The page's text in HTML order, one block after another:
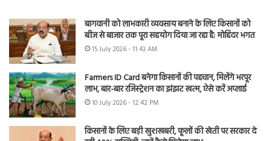
बागवानी को लाभकारी व्यवसाय बनाने के लिए किसानों को
बीज से बाजार तक पूरा सहयोग दिया जा रहा है: मोहिंदर भगत
15 July 2026 - 11:43 AM
Farmers ID Card बनेगा किसानों की पहचान, मिलेंगे भरपूर
लाभ, बार-बार रजिस्ट्रेशन का झंझट खत्म, ऐसे करें अप्लाई
10 July 2026 - 12:42 PM
किसानों के लिए बड़ी खुशखबरी, फूलों की खेती पर सरकार दे